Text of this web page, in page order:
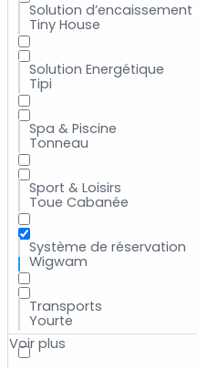
Tiny House
Tipi
Tonneau
Toue Cabanée
Wigwam
Yourte
Solution d’encaissement
Solution Energétique
Spa & Piscine
Sport & Loisirs
Système de réservation
Transports
Voir plus